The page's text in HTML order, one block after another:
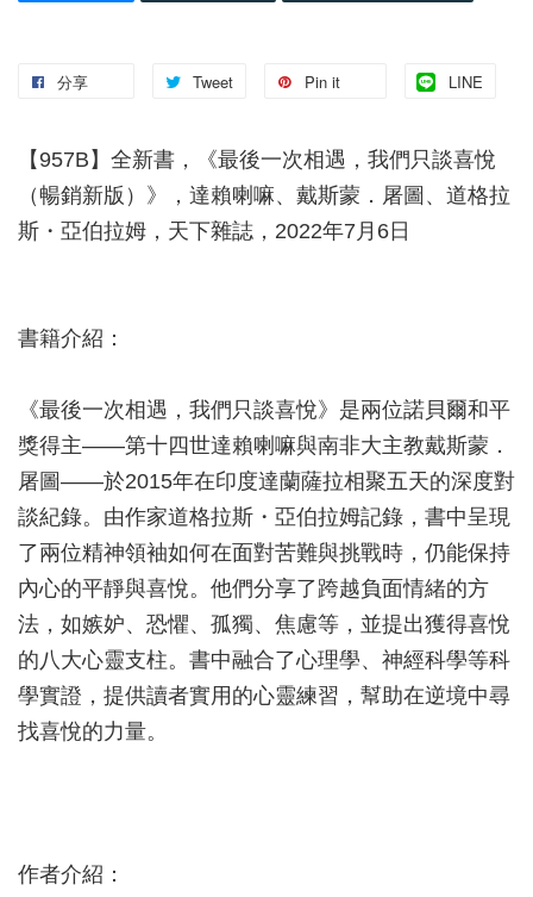
分享 Tweet Pin it LINE
【957B】全新書，《最後一次相遇，我們只談喜悅
（暢銷新版）》，達賴喇嘛、戴斯蒙．屠圖、道格拉
斯・亞伯拉姆，天下雜誌，2022年7月6日
書籍介紹：
《最後一次相遇，我們只談喜悅》是兩位諾貝爾和平
獎得主——第十四世達賴喇嘛與南非大主教戴斯蒙．
屠圖——於2015年在印度達蘭薩拉相聚五天的深度對
談紀錄。由作家道格拉斯・亞伯拉姆記錄，書中呈現
了兩位精神領袖如何在面對苦難與挑戰時，仍能保持
內心的平靜與喜悅。他們分享了跨越負面情緒的方
法，如嫉妒、恐懼、孤獨、焦慮等，並提出獲得喜悅
的八大心靈支柱。書中融合了心理學、神經科學等科
學實證，提供讀者實用的心靈練習，幫助在逆境中尋
找喜悅的力量。
作者介紹：